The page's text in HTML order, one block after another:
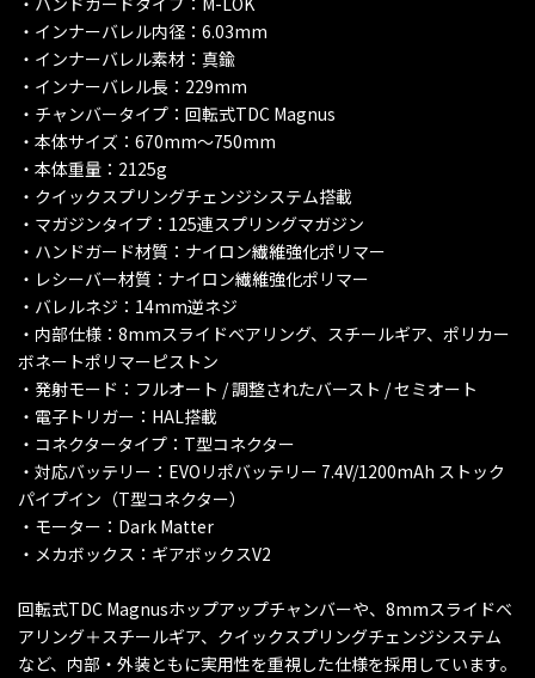
・インナーバレル内径：6.03mm
・インナーバレル素材：真鍮
・インナーバレル長：229mm
・チャンバータイプ：回転式TDC Magnus
・本体サイズ：670mm～750mm
・本体重量：2125g
・クイックスプリングチェンジシステム搭載
・マガジンタイプ：125連スプリングマガジン
・ハンドガード材質：ナイロン繊維強化ポリマー
・レシーバー材質：ナイロン繊維強化ポリマー
・バレルネジ：14mm逆ネジ
・内部仕様：8mmスライドベアリング、スチールギア、ポリカー
ボネートポリマーピストン
・発射モード：フルオート / 調整されたバースト / セミオート
・電子トリガー：HAL搭載
・コネクタータイプ：T型コネクター
・対応バッテリー：EVOリポバッテリー 7.4V/1200mAh ストック
パイプイン（T型コネクター）
・モーター：Dark Matter
・メカボックス：ギアボックスV2
回転式TDC Magnusホップアップチャンバーや、8mmスライドベ
アリング＋スチールギア、クイックスプリングチェンジシステム
など、内部・外装ともに実用性を重視した仕様を採用しています。